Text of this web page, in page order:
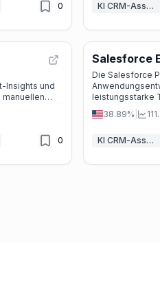
0 KI CRM-Assistent
Insights und
manuellen
0
Salesforce
Die Salesforce
leistungsstarke
Prozesse zu
38.89%
KI CRM-Assistent